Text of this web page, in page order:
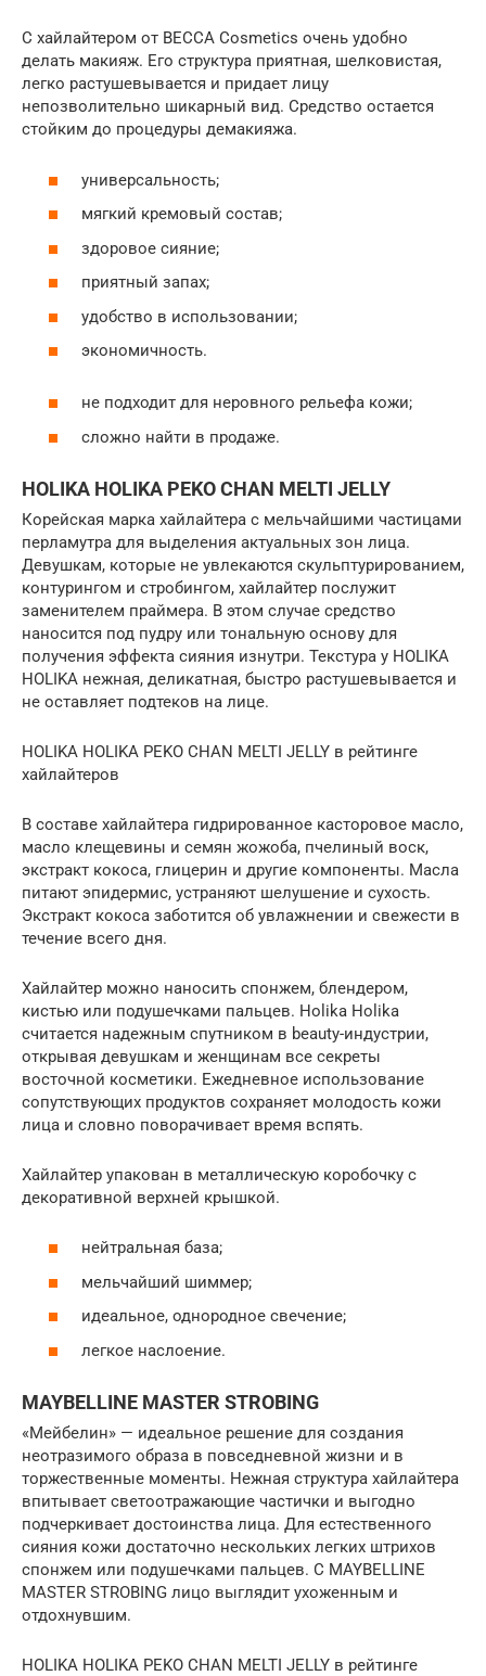
C хайлайтером от BECCA Cosmetics очень удобно
делать макияж. Его структура приятная, шелковистая,
легко растушевывается и придает лицу
непозволительно шикарный вид. Средство остается
стойким до процедуры демакияжа.
универсальность;
мягкий кремовый состав;
здоровое сияние;
приятный запах;
удобство в использовании;
экономичность.
не подходит для неровного рельефа кожи;
сложно найти в продаже.
HOLIKA HOLIKA PEKO CHAN MELTI JELLY
Корейская марка хайлайтера с мельчайшими частицами
перламутра для выделения актуальных зон лица.
Девушкам, которые не увлекаются скульптурированием,
контурингом и стробингом, хайлайтер послужит
заменителем праймера. В этом случае средство
наносится под пудру или тональную основу для
получения эффекта сияния изнутри. Текстура у HOLIKA
HOLIKA нежная, деликатная, быстро растушевывается и
не оставляет подтеков на лице.
HOLIKA HOLIKA PEKO CHAN MELTI JELLY в рейтинге
хайлайтеров
В составе хайлайтера гидрированное касторовое масло,
масло клещевины и семян жожоба, пчелиный воск,
экстракт кокоса, глицерин и другие компоненты. Масла
питают эпидермис, устраняют шелушение и сухость.
Экстракт кокоса заботится об увлажнении и свежести в
течение всего дня.
Хайлайтер можно наносить спонжем, блендером,
кистью или подушечками пальцев. Holika Holika
считается надежным спутником в beauty-индустрии,
открывая девушкам и женщинам все секреты
восточной косметики. Ежедневное использование
сопутствующих продуктов сохраняет молодость кожи
лица и словно поворачивает время вспять.
Хайлайтер упакован в металлическую коробочку с
декоративной верхней крышкой.
нейтральная база;
мельчайший шиммер;
идеальное, однородное свечение;
легкое наслоение.
MAYBELLINE MASTER STROBING
«Мейбелин» — идеальное решение для создания
неотразимого образа в повседневной жизни и в
торжественные моменты. Нежная структура хайлайтера
впитывает светоотражающие частички и выгодно
подчеркивает достоинства лица. Для естественного
сияния кожи достаточно нескольких легких штрихов
спонжем или подушечками пальцев. С MAYBELLINE
MASTER STROBING лицо выглядит ухоженным и
отдохнувшим.
HOLIKA HOLIKA PEKO CHAN MELTI JELLY в рейтинге